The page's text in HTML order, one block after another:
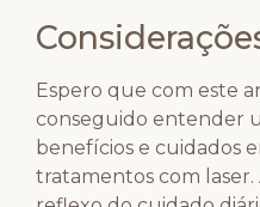
Espero que com este
conseguido entender
benefícios e cuidados
tratamentos com